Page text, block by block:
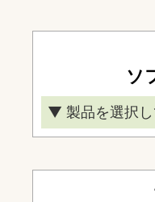
ラグビーゴール
アメフトゴール
ソ
▼ 製品を選択し
バックネット